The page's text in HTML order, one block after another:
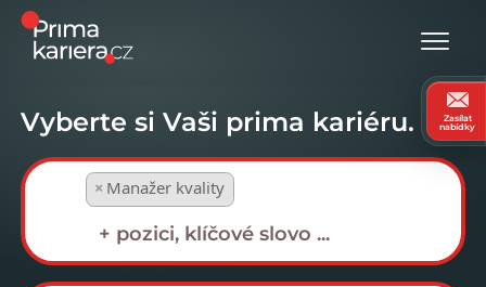
Vyberte si Vaši prima kariéru.
× Manažer kvality
Zasílat
nabídky